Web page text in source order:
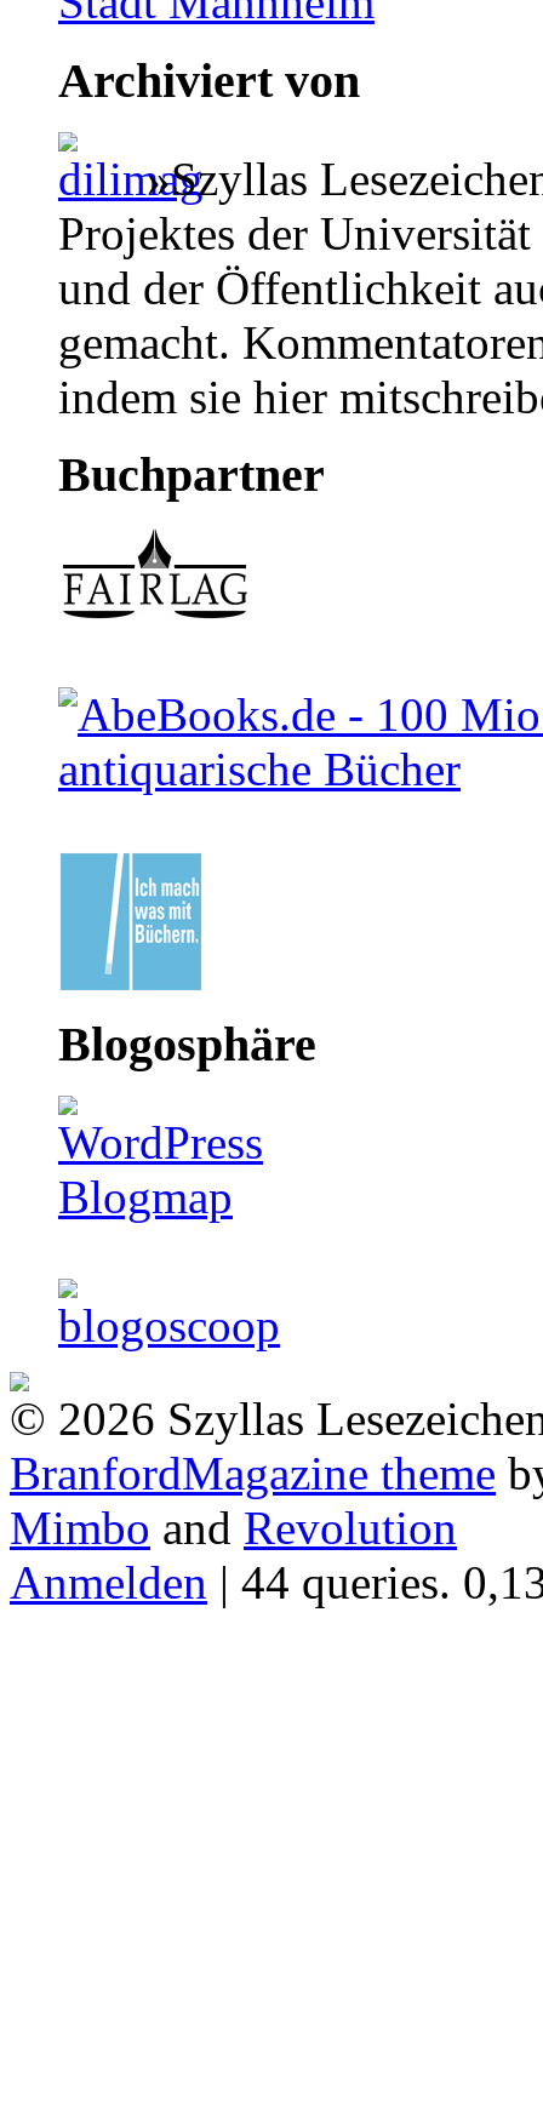
Archiviert von
»Szyllas
Projektes der
und der Öffentlichkeit
gemacht.
indem sie hier
Buchpartner
Blogosphäre
© 2026 Szyllas
BranfordMagazine theme
Mimbo and Revolution
Anmelden | 44 queries.